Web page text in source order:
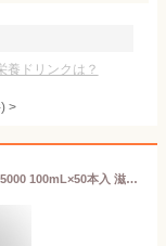
養ドリンクは？
>
【第3類医薬品】栄養ドリンク モアビタンDX5000 100mL×50本入 滋養強壮剤 滋養強壮ドリンク アミノ酸類 タウリン3000mg ギフト【送料無料 (沖縄・離島除く)】